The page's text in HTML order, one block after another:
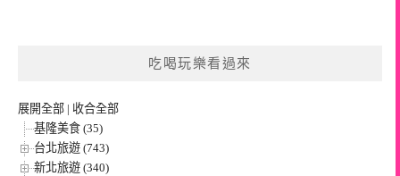
吃喝玩樂看過來
展開全部 | 收合全部
基隆美食 (35)
台北旅遊 (743)
新北旅遊 (340)